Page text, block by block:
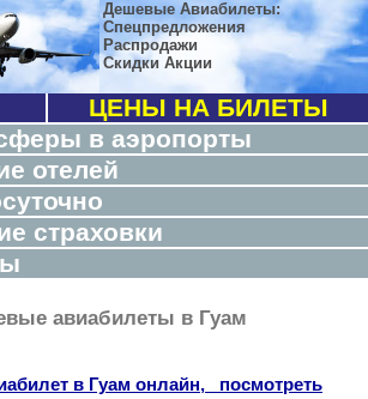
Дешевые Авиабилеты:
Спецпредложения
Распродажи
Скидки Акции
ЦЕНЫ НА БИЛЕТЫ
в аэропорты
отелей
страховки
авиабилеты в Гуам
в Гуам онлайн, посмотреть